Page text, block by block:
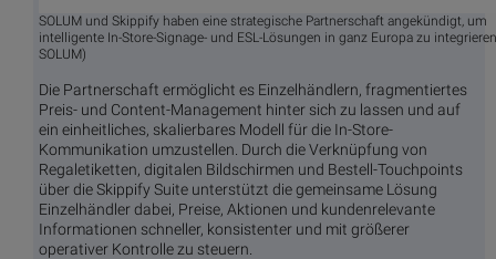
SOLUM und Skippify haben eine strategische Partnerschaft angekündigt, um
intelligente In-Store-Signage- und ESL-Lösungen in ganz Europa zu
SOLUM)
Die Partnerschaft ermöglicht es Einzelhändlern, fragmentiertes
Preis- und Content-Management hinter sich zu lassen und auf
ein einheitliches, skalierbares Modell für die In-Store-
Kommunikation umzustellen. Durch die Verknüpfung von
Regaletiketten, digitalen Bildschirmen und Bestell-Touchpoints
über die Skippify Suite unterstützt die gemeinsame Lösung
Einzelhändler dabei, Preise, Aktionen und kundenrelevante
Informationen schneller, konsistenter und mit größerer
operativer Kontrolle zu steuern.